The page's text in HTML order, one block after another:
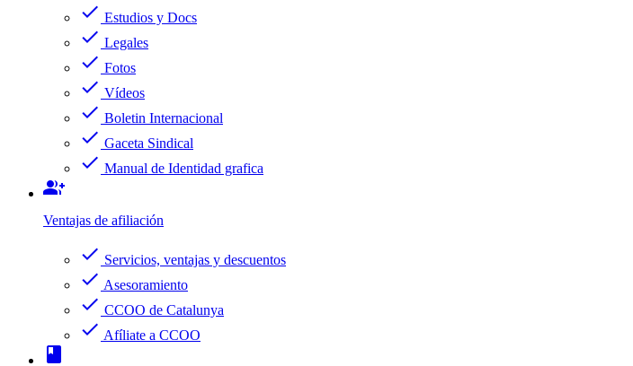
check Estudios y Docs
check Legales
check Fotos
check Vídeos
check Boletin Internacional
check Gaceta Sindical
check Manual de Identidad grafica
group_add
Ventajas de afiliación
check Servicios, ventajas y descuentos
check Asesoramiento
check CCOO de Catalunya
check Afíliate a CCOO
book